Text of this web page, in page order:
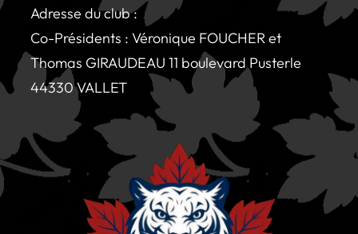
Adresse du club :
Co-Présidents : Véronique FOUCHER et
Thomas GIRAUDEAU 11 boulevard Pusterle
44330 VALLET